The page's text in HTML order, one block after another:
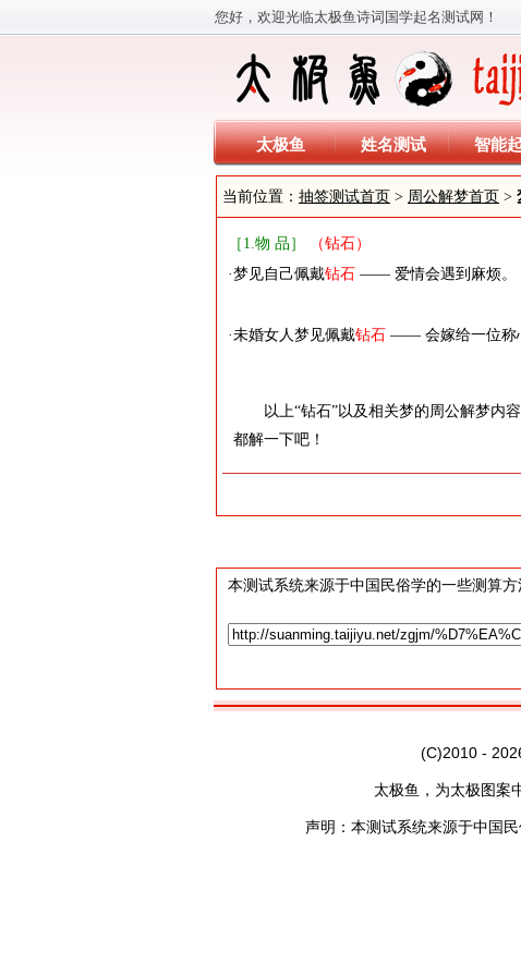
您好，欢迎光临太极鱼诗词国学起名测试网！
太极鱼 姓名测试 智能
当前位置： 抽签测试首页 > 周公解梦首页 >
［1.物 品］
（钻石）
·梦见自己佩戴钻石 —— 爱情会遇到麻烦。
·未婚女人梦见佩戴钻石 —— 会嫁给一位称
以上“钻石”以及相关梦的周公解梦内
都解一下吧！
本测试系统来源于中国民俗学的一些测算
(C)2010 -
太极鱼，为太极图案
声明：本测试系统来源于中国